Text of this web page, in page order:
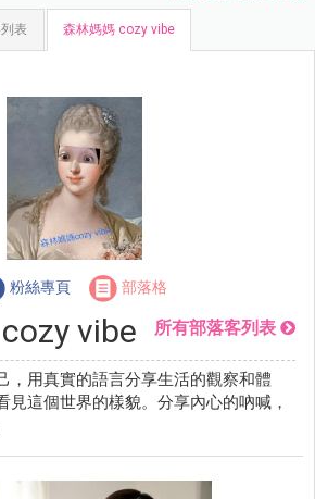
表 森林媽媽 cozy vibe
粉絲專頁 部落格
vibe 所有部落客列表
，用真實的語言分享生活的觀察和體
見這個世界的樣貌。分享內心的吶喊，